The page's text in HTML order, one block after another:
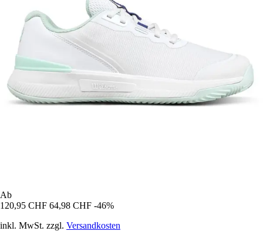
Ab
120,95 CHF 64,98 CHF -46%
inkl. MwSt. zzgl. Versandkosten